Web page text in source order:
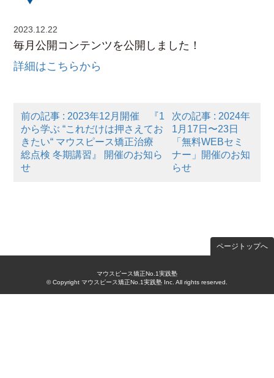
2023.12.22
毎月公開コンテンツを公開しました！
詳細はこちらから
前の記事 : 2023年12月開催 『1
から学ぶ “これだけは押さえてお
きたい“ マウスピース矯正治療
総点検 冬期講習』 開催のお知ら
せ
次の記事 : 2024年
1月17日〜23日
「無料WEBセミ
ナー」開催のお知
らせ
ページトップへ
マウスピース矯正No.1実践塾
© Copyright マウスピース矯正No.1実践塾 Inc. All rights reserved.